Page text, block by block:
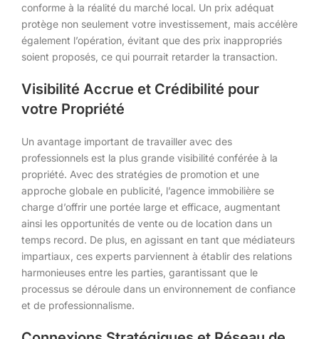
conforme à la réalité du marché local. Un prix adéquat
protège non seulement votre investissement, mais accélère
également l’opération, évitant que des prix inappropriés
soient proposés, ce qui pourrait retarder la transaction.
Visibilité Accrue et Crédibilité pour
votre Propriété
Un avantage important de travailler avec des
professionnels est la plus grande visibilité conférée à la
propriété. Avec des stratégies de promotion et une
approche globale en publicité, l’agence immobilière se
charge d’offrir une portée large et efficace, augmentant
ainsi les opportunités de vente ou de location dans un
temps record. De plus, en agissant en tant que médiateurs
impartiaux, ces experts parviennent à établir des relations
harmonieuses entre les parties, garantissant que le
processus se déroule dans un environnement de confiance
et de professionnalisme.